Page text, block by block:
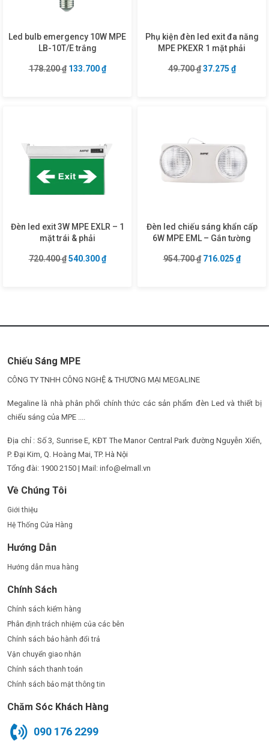
Led bulb emergency 10W MPE
LB-10T/E trắng
178.200₫ Giá gốc là: 178.200 ₫.
133.700₫Giá hiện tại là: 133.700 ₫.
Phụ kiện đèn led exit đa năng
MPE PKEXR 1 mặt phải
49.700₫ Giá gốc là:
37.275 ₫Giá hiện
Đèn led exit 3W MPE EXLR – 1
mặt trái & phải
720.400₫ Giá gốc là: 720.400 ₫.
540.300₫Giá hiện tại là: 540.300 ₫.
Đèn led chiếu sáng khẩn cấp
6W MPE EML – Gắn tường
954.700₫ Giá gốc là:
716.025 ₫Giá
Chiếu Sáng MPE
CÔNG TY TNHH CÔNG NGHỆ & THƯƠNG MẠI MEGALINE
Megaline là nhà phân phối chính thức các sản phẩm đèn Led và thiết bị
chiếu sáng của MPE ....
Địa chỉ : Số 3, Sunrise E, KĐT The Manor Central Park đường Nguyễn Xiển,
P. Đại Kim, Q. Hoàng Mai, TP. Hà Nội
Tổng đài: 1900 2150 | Mail: info@elmall.vn
Về Chúng Tôi
Giới thiệu
Hệ Thống Cửa Hàng
Hướng Dẫn
Hướng dẫn mua hàng
Chính Sách
Chính sách kiểm hàng
Phân định trách nhiệm của các bên
Chính sách bảo hành đổi trả
Vận chuyển giao nhận
Chính sách thanh toán
Chính sách bảo mật thông tin
Chăm Sóc Khách Hàng
090 176 2299